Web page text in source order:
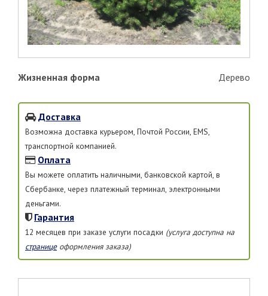
Жизненная форма Дерево
Доставка
Возможна доставка курьером, Почтой России, EMS,
транспортной компанией.
Оплата
Вы можете оплатить наличными, банковской картой, в
Сбербанке, через платежный терминал, электронными
деньгами.
Гарантия
12 месяцев при заказе услуги посадки (услуга доступна на
страницеоформления заказа)